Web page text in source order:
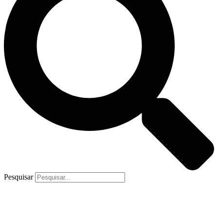
Pesquisar